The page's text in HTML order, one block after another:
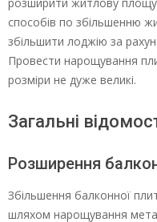
способів по збільшенню
збільшити лоджію за
Провести нарощування
розміри не дуже великі.
Загальні
Розширення
Збільшення балконної
шляхом нарощування